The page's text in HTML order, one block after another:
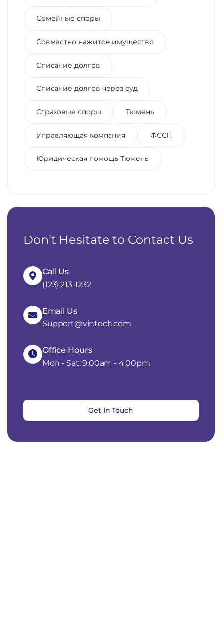
Семейные споры
Совместно нажитое имущество
Списание долгов
Списание долгов через суд
Страховые споры Тюмень
Управляющая компания ФССП
Юридическая помощь Тюмень
Don’t Hesitate to Contact Us
Call Us
(123) 213-1232
Email Us
Support@vintech.com
Office Hours
Mon - Sat: 9.00am - 4.00pm